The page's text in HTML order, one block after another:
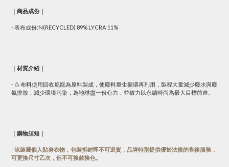
｜商品成份｜
- 表布成份:N(RECYCLED) 89% LYCRA 11%
｜材質介紹｜
- ♺ 布料使用回收尼龍為原料製成，使廢料重生循環再利用，製程大量減少廢水與廢
氣排放，減少環境污染，為地球盡一份心力，並致力以永續時尚為最大目標前進。
｜購物須知｜
- 泳裝屬個人貼身衣物，包裝拆封即不可退貨，品牌特別提供優於法規的售後服務，
可更換尺寸乙次，但不可換款換色。